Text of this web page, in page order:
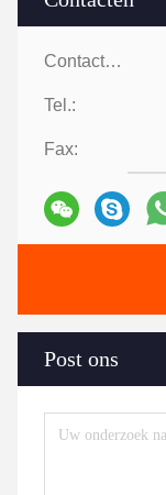
Contacten:
Tel.:
Fax:
Post ons